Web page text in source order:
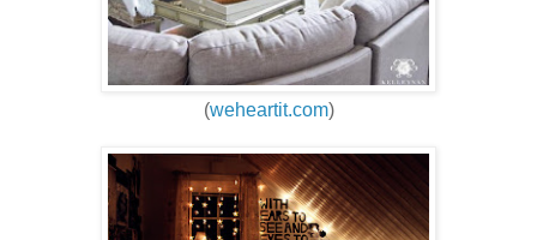
(weheartit.com)